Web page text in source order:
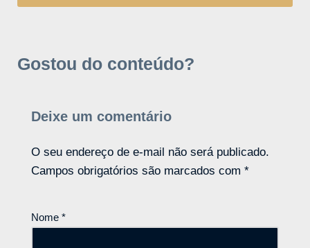
Gostou do conteúdo?
Deixe um comentário
O seu endereço de e-mail não será publicado.
Campos obrigatórios são marcados com *
Nome *